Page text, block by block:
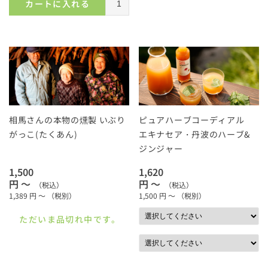
カートに入れる
相馬さんの本物の燻製 いぶり
がっこ(たくあん)
1,500
円 ～
（税込）
1,389 円 ～ （税別）
ただいま品切れ中です。
ピュアハーブコーディアル
エキナセア・丹波のハーブ&
ジンジャー
1,620
円 ～
（税込）
1,500 円 ～ （税別）